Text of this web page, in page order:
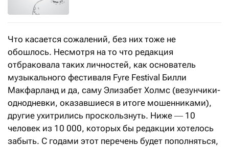
Что касается сожалений, без них тоже не
обошлось. Несмотря на то что редакция
отбраковала таких личностей, как основатель
музыкального фестиваля Fyre Festival Билли
Макфарланд и да, саму Элизабет Холмс (везунчики-
однодневки, оказавшиеся в итоге мошенниками),
другие ухитрились проскользнуть. Ниже ― 10
человек из 10 000, которых бы редакции хотелось
забыть. С годами этот перечень будет пополняться,